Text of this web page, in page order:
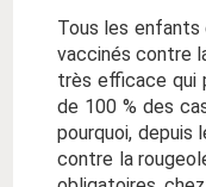
Tous les
vaccinés contre
très efficace qui
de 100 % des
pourquoi, depuis
contre la